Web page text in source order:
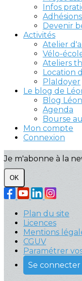
Infos
Devenir
Activités
Atelier
Vélo-
Ateliers
Location
PlaIdoyer
Le blog de
Blog Léon
Agenda
Bourse
Mon compte
Connexion
Je m'abonne à la
OK
Plan du site
Licences
Mentions
CGUV
Paramétrer
Se connecter